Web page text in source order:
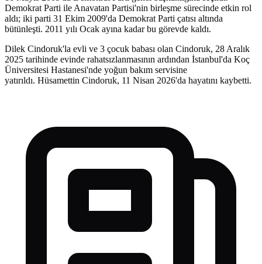
Demokrat Parti ile Anavatan Partisi'nin birleşme sürecinde etkin rol
aldı; iki parti 31 Ekim 2009'da Demokrat Parti çatısı altında
bütünleşti. 2011 yılı Ocak ayına kadar bu görevde kaldı.
Dilek Cindoruk'la evli ve 3 çocuk babası olan Cindoruk, 28 Aralık
2025 tarihinde evinde rahatsızlanmasının ardından İstanbul'da Koç
Üniversitesi Hastanesi'nde yoğun bakım servisine
yatırıldı. Hüsamettin Cindoruk, 11 Nisan 2026'da hayatını kaybetti.